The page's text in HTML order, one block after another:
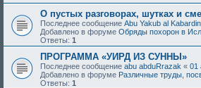
О пустых разговорах, шутках и
Последнее сообщение Abu Yakub al
Добавлено в форуме Обряды похорон в
Ответы: 1
ПРОГРАММА «УИРД ИЗ СУННЫ»
Последнее сообщение abu abduRrazak « 01
Добавлено в форуме Различные труды,
Ответы: 1